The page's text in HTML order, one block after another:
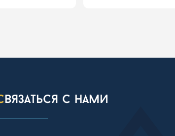
связаться с нами